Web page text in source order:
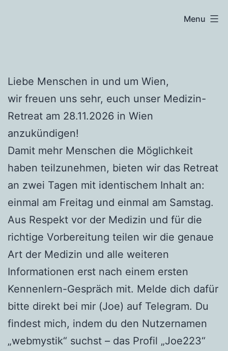
Menu
Liebe Menschen in und um Wien,
wir freuen uns sehr, euch unser Medizin-
Retreat am 28.11.2026 in Wien
anzukündigen!
Damit mehr Menschen die Möglichkeit
haben teilzunehmen, bieten wir das Retreat
an zwei Tagen mit identischem Inhalt an:
einmal am Freitag und einmal am Samstag.
Aus Respekt vor der Medizin und für die
richtige Vorbereitung teilen wir die genaue
Art der Medizin und alle weiteren
Informationen erst nach einem ersten
Kennenlern-Gespräch mit. Melde dich dafür
bitte direkt bei mir (Joe) auf Telegram. Du
findest mich, indem du den Nutzernamen
„webmystik“ suchst – das Profil „Joe223“